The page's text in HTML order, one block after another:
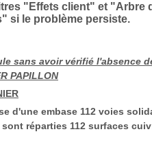
"Effets client" et "Arbre
si le problème persiste.
sans avoir vérifié l'absence
PAPILLON
d'une embase 112 voies
réparties 112 surfaces